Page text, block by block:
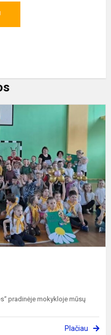
pradinėje mokykloje mūsų
Plačiau